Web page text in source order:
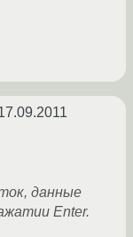
данные
Enter.